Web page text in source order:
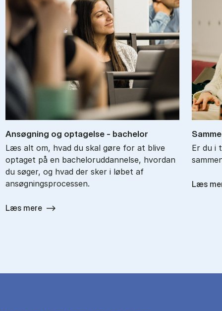
An­søg­ning og op­ta­gel­se - ba­chel­or
Læs alt om, hvad du skal gøre for at blive
optaget på en bacheloruddannelse, hvordan
du søger, og hvad der sker i løbet af
ansøgningsprocessen.
Læs mere
Er du i
Læs